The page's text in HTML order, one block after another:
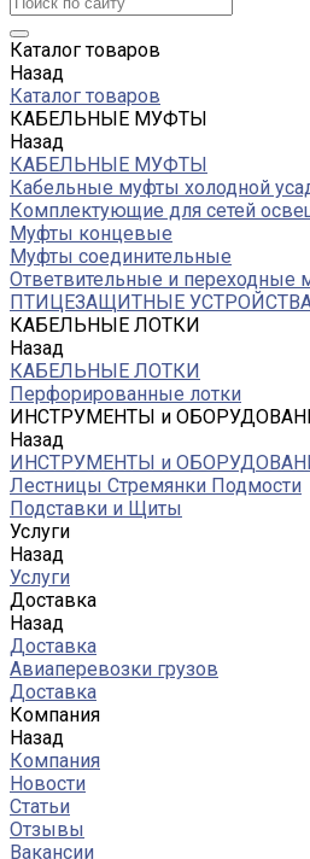
Каталог товаров
Назад
Каталог товаров
КАБЕЛЬНЫЕ МУФТЫ
Назад
КАБЕЛЬНЫЕ МУФТЫ
Кабельные муфты холодной
Комплектующие для сетей
Муфты концевые
Муфты соединительные
Ответвительные и переходные
ПТИЦЕЗАЩИТНЫЕ
КАБЕЛЬНЫЕ ЛОТКИ
Назад
КАБЕЛЬНЫЕ ЛОТКИ
Перфорированные лотки
ИНСТРУМЕНТЫ и
Назад
ИНСТРУМЕНТЫ и
Лестницы Стремянки Подмости
Подставки и Щиты
Услуги
Назад
Услуги
Доставка
Назад
Доставка
Авиаперевозки грузов
Доставка
Компания
Назад
Компания
Новости
Статьи
Отзывы
Вакансии